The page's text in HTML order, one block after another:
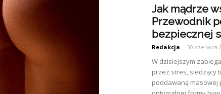
Jak mądrze
Przewodnik
bezpiecznej
Redakcja - 30 czerwca
W dzisiejszym
przez stres, siedzący
poddawaną masowej